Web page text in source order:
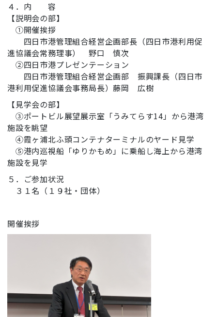
４．内 容
【説明会の部】
①開催挨拶
四日市港管理組合経営企画部長（四日市港利用促
進協議会常務理事） 野口 慎次
②四日市港プレゼンテーション
四日市港管理組合経営企画部 振興課長（四日市
港利用促進協議会事務局長）藤岡 広樹
【見学会の部】
③ポートビル展望展示室「うみてらす14」から港湾
施設を眺望
④霞ヶ浦北ふ頭コンテナターミナルのヤード見学
⑤港内巡視船「ゆりかもめ」に乗船し海上から港湾
施設を見学
５．ご参加状況
３１名（１９社・団体）
開催挨拶